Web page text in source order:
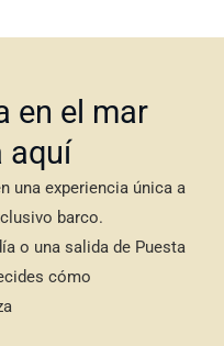
en el mar
aquí
una experiencia única a
barco.
o una salida de Puesta
cómo